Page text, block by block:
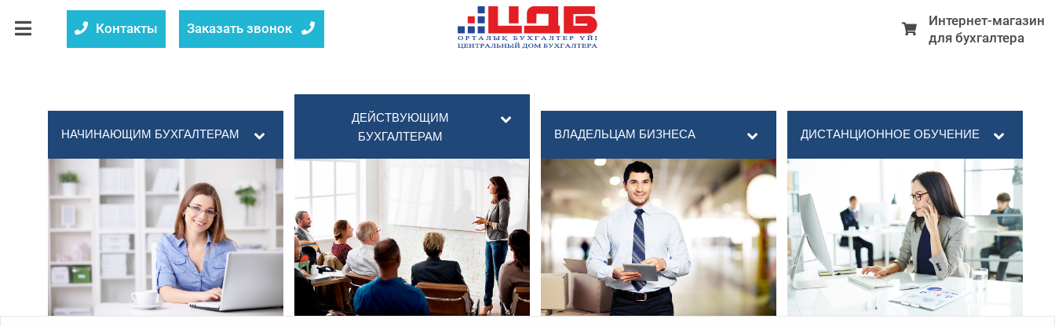
Контакты Заказать звонок
Интернет-магазин
для бухгалтера
НАЧИНАЮЩИМ БУХГАЛТЕРАМ
ДЕЙСТВУЮЩИМ
БУХГАЛТЕРАМ
ВЛАДЕЛЬЦАМ БИЗНЕСА ДИСТАНЦИОННОЕ ОБУЧЕНИЕ